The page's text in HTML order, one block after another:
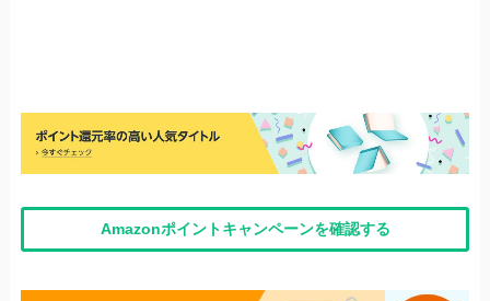
Amazonポイントキャンペーンを確認する